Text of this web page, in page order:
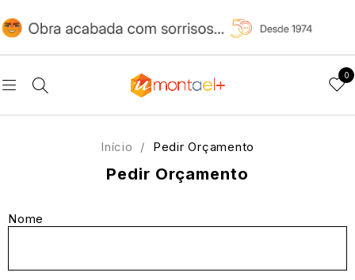
0
Pedir Orçamento
Início / Pedir Orçamento
Nome